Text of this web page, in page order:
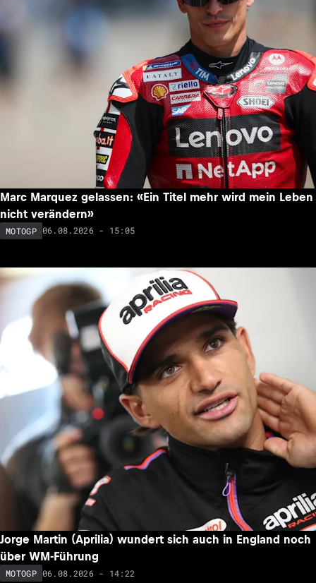
Marc Marquez gelassen: «Ein Titel mehr wird mein Leben
nicht verändern»
MOTOGP 06.08.2026 - 15:05
Jorge Martin (Aprilia) wundert sich auch in England noch
über WM-Führung
MOTOGP 06.08.2026 - 14:22